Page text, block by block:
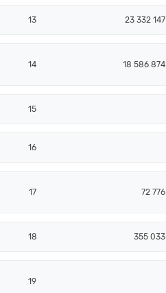
13 23 332 147
14 18 586 874
15
16
17 72 776
18 355 033
19